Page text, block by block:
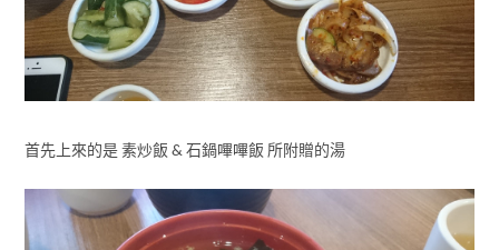
首先上來的是 素炒飯 & 石鍋嗶嗶飯 所附贈的湯